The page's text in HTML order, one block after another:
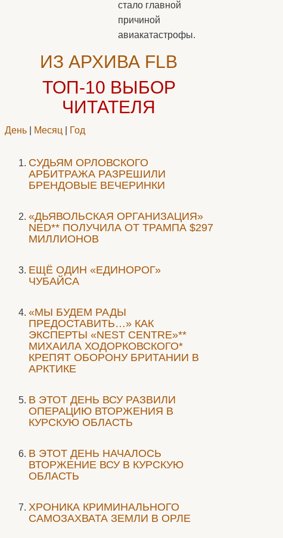
стало главной
причиной
авиакатастрофы.
ИЗ АРХИВА FLB
ТОП-10 ВЫБОР
ЧИТАТЕЛЯ
День Месяц Год
CУДЬЯМ ОРЛОВСКОГО
АРБИТРАЖА РАЗРЕШИЛИ
БРЕНДОВЫЕ ВЕЧЕРИНКИ
«ДЬЯВОЛЬСКАЯ ОРГАНИЗАЦИЯ»
NED** ПОЛУЧИЛА ОТ ТРАМПА $297
МИЛЛИОНОВ
ЕЩЁ ОДИН «ЕДИНОРОГ»
ЧУБАЙСА
«МЫ БУДЕМ РАДЫ
ПРЕДОСТАВИТЬ…» КАК
ЭКСПЕРТЫ «NEST CENTRE»**
МИХАИЛА ХОДОРКОВСКОГО*
КРЕПЯТ ОБОРОНУ БРИТАНИИ В
АРКТИКЕ
В ЭТОТ ДЕНЬ ВСУ РАЗВИЛИ
ОПЕРАЦИЮ ВТОРЖЕНИЯ В
КУРСКУЮ ОБЛАСТЬ
В ЭТОТ ДЕНЬ НАЧАЛОСЬ
ВТОРЖЕНИЕ ВСУ В КУРСКУЮ
ОБЛАСТЬ
ХРОНИКА КРИМИНАЛЬНОГО
САМОЗАХВАТА ЗЕМЛИ В ОРЛЕ